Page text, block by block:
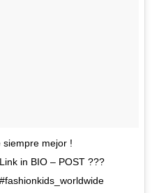
siempre mejor !
in BIO – POST ???